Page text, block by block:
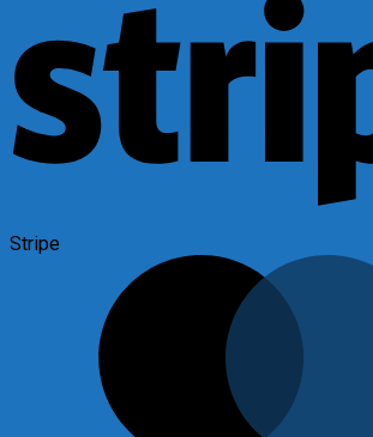
Stripe